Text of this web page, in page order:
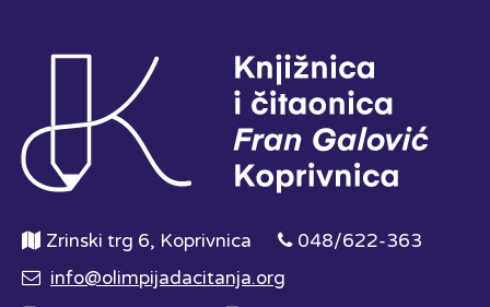
Zrinski trg 6, Koprivnica
048/622-363
info@olimpijadacitanja.org